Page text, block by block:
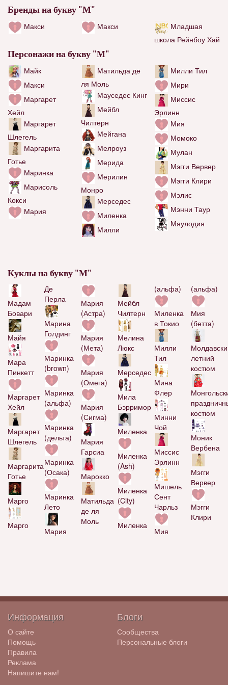
Бренды на букву "М"
Макси Макси
Младшая
школа Рейнбоу Хай
Персонажи на букву "М"
Майк
Макси
Маргарет
Хейл
Маргарет
Шлегель
Маргарита
Готье
Маринка
Марисоль
Кокси
Мария
Матильда де
ля Моль
Мауседес Кинг
Мейбл
Чилтерн
Мейгана
Мелроуз
Мерида
Мерилин
Монро
Мерседес
Миленка
Милли
Милли Тил
Мири
Миссис
Эрлинн
Мия
Момоко
Мулан
Мэгги Вервер
Мэгги Клири
Мэлис
Мэнни Таур
Мяулодия
Куклы на букву "М"
Мадам
Бовари
Майя
Мара
Пинкетт
Маргарет
Хейл
Маргарет
Шлегель
Маргарита
Готье
Марго
Марго
Де
Перла
Марина
Голдинг
Маринка
(brown)
Маринка
(альфа)
Маринка
(дельта)
Маринка
(Осака)
Маринка
Лето
Мария
Мария
(Астра)
Мария
(Мета)
Мария
(Омега)
Мария
(Сигма)
Мария
Гарсиа
Марокко
Матильда
де ля
Моль
Мейбл
Чилтерн
Мелина
Люкс
Мерседес
Мила
Бэрримор
Миленка
Миленка
(Ash)
Миленка
(City)
Миленка
(альфа)
Миленка
в Токио
Милли
Тил
Мина
Флер
Минни
Чой
Миссис
Эрлинн
Мишель
Сент
Чарльз
Мия
(альфа)
Мия
(бетта)
летний
костюм
костюм
Моник
Вербена
Мэгги
Вервер
Мэгги
Клири
Информация
О сайте
Помощь
Правила
Реклама
Напишите нам!
Блоги
Сообщества
Персональные блоги